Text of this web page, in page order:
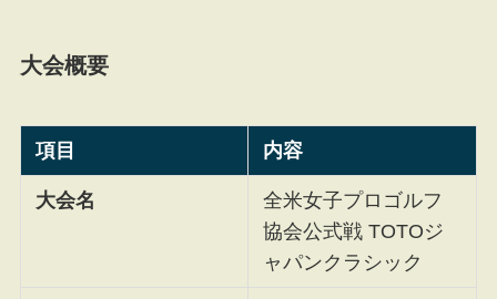
大会概要
項目 内容
大会名
全米女子プロゴルフ
協会公式戦 TOTOジ
ャパンクラシック